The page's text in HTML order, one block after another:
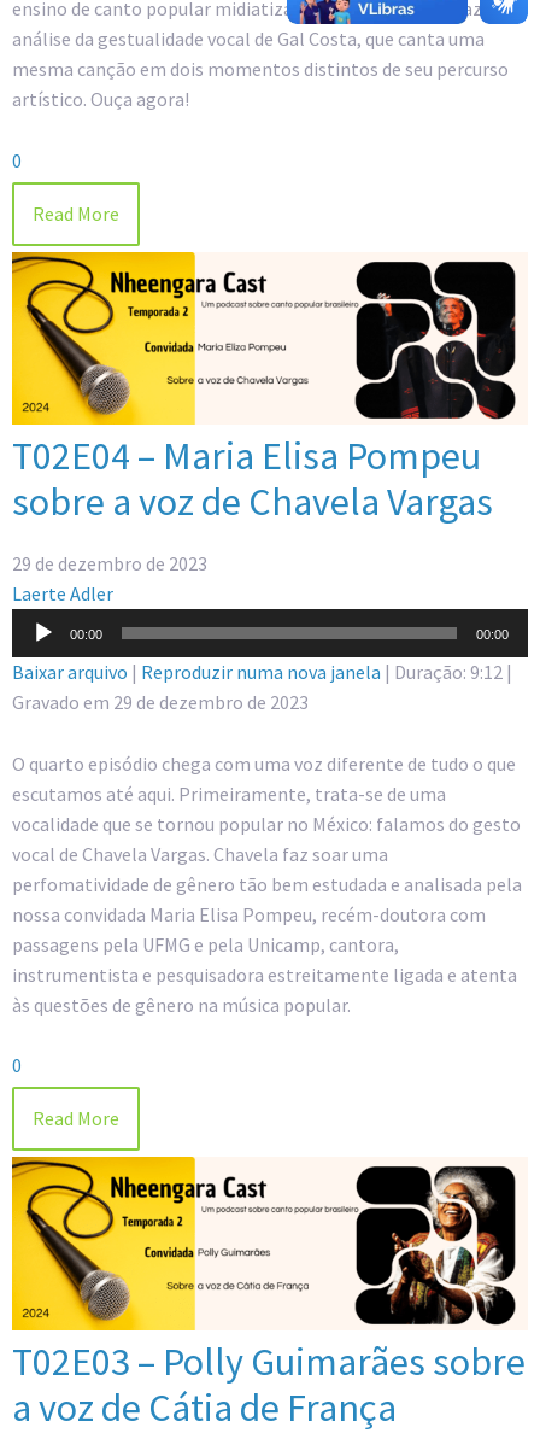
ensino de canto popular midiatizado brasileiro e nos traz uma
análise da gestualidade vocal de Gal Costa, que canta uma
mesma canção em dois momentos distintos de seu percurso
artístico. Ouça agora!
0
Read More
T02E04 – Maria Elisa Pompeu
sobre a voz de Chavela Vargas
29 de dezembro de 2023
Laerte Adler
Tocador
de
áudio
00:00 00:00
Baixar arquivo | Reproduzir numa nova janela | Duração: 9:12 |
Gravado em 29 de dezembro de 2023
O quarto episódio chega com uma voz diferente de tudo o que
escutamos até aqui. Primeiramente, trata-se de uma
vocalidade que se tornou popular no México: falamos do gesto
vocal de Chavela Vargas. Chavela faz soar uma
perfomatividade de gênero tão bem estudada e analisada pela
nossa convidada Maria Elisa Pompeu, recém-doutora com
passagens pela UFMG e pela Unicamp, cantora,
instrumentista e pesquisadora estreitamente ligada e atenta
às questões de gênero na música popular.
0
Read More
T02E03 – Polly Guimarães sobre
a voz de Cátia de França